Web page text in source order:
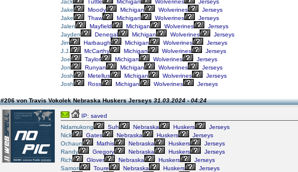
Jack
Tuttle Michigan Wolverines
Jerseys
Jake
Moody Michigan Wolverines
Jerseys
Jake
Thaw Michigan Wolverines
Jerseys
Jalen
Mayfield Michigan Wolverines
Jerseys
Jayden
Denegal Michigan Wolverines
Jerseys
Jim
Harbaugh Michigan Wolverines
Jerseys
J.J.
McCarthy Michigan Wolverines
Jerseys
Joe
Taylor Michigan Wolverines
Jerseys
Jon
Runyan Michigan Wolverines
Jerseys
Josh
Metellus Michigan Wolverines
Jerseys
Josh
Ross Michigan Wolverines Jerseys
#206 von Travis Vokolek Nebraska Huskers Jerseys31.03.2024 - 04:24
IP: saved
Ndamukong
Suh Nebraska Huskers
Jerseys
Nick
Gates Nebraska Huskers
Jerseys
Ochaun
Mathis Nebraska Huskers
Jerseys
Randy
Gregory Nebraska Huskers
Jerseys
Rich
Glover Nebraska Huskers
Jerseys
Samori
Toure Nebraska Huskers
Jerseys